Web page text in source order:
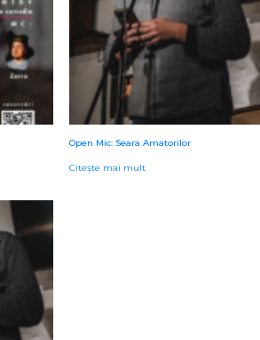
Open Mic: Seara Amatorilor
Citește mai mult